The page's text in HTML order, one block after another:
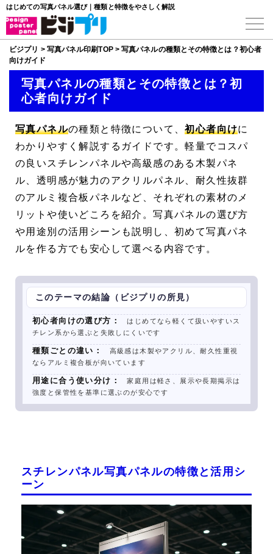
はじめての写真パネル選び｜種類と特徴をやさしく解説
ビジプリ > 写真パネル印刷TOP>写真パネルの種類とその特徴とは？初心者
向けガイド
写真パネルの種類とその特徴とは？初
心者向けガイド
写真パネルの種類と特徴について、初心者向けに
わかりやすく解説するガイドです。軽量でコスパ
の良いスチレンパネルや高級感のある木製パネ
ル、透明感が魅力のアクリルパネル、耐久性抜群
のアルミ複合板パネルなど、それぞれの素材のメ
リットや使いどころを紹介。写真パネルの選び方
や用途別の活用シーンも説明し、初めて写真パネ
ルを作る方でも安心して選べる内容です。
このテーマの結論（ビジプリの所見）
初心者向けの選び方：
はじめてなら軽くて扱いやすいス
チレン系から選ぶと失敗しにくいです
種類ごとの違い：
高級感は木製やアクリル、耐久性重視
ならアルミ複合板が向いています
用途に合う使い分け：
家庭用は軽さ、展示や長期掲示は
強度と保管性を基準に選ぶのが安心です
スチレンパネル写真パネルの特徴と活用シ
ーン